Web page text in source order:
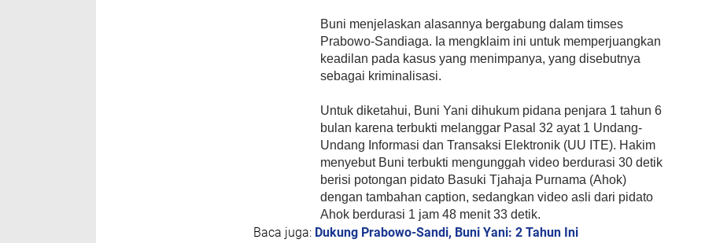
Buni menjelaskan alasannya bergabung dalam timses
Prabowo-Sandiaga. Ia mengklaim ini untuk memperjuangkan
keadilan pada kasus yang menimpanya, yang disebutnya
sebagai kriminalisasi.
Untuk diketahui, Buni Yani dihukum pidana penjara 1 tahun 6
bulan karena terbukti melanggar Pasal 32 ayat 1 Undang-
Undang Informasi dan Transaksi Elektronik (UU ITE). Hakim
menyebut Buni terbukti mengunggah video berdurasi 30 detik
berisi potongan pidato Basuki Tjahaja Purnama (Ahok)
dengan tambahan caption, sedangkan video asli dari pidato
Ahok berdurasi 1 jam 48 menit 33 detik.
Baca juga: Dukung Prabowo-Sandi, Buni Yani: 2 Tahun Ini